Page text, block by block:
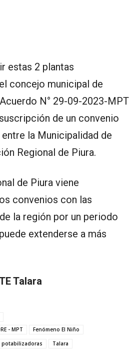
estas 2 plantas
concejo municipal de
N° 29-09-2023-MPT
de un convenio
la Municipalidad de
Regional de Piura.
de Piura viene
convenios con las
la región por un periodo
extenderse a más
Talara
- MPT
Fenómeno El Niño
potabilizadoras Talara